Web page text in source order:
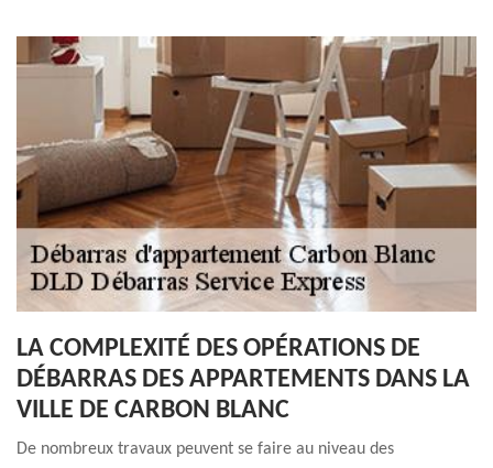
LA COMPLEXITÉ DES OPÉRATIONS DE
DÉBARRAS DES APPARTEMENTS DANS LA
VILLE DE CARBON BLANC
De nombreux travaux peuvent se faire au niveau des